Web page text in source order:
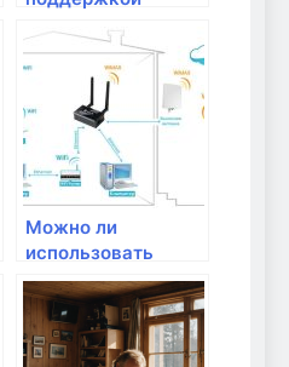
стандартов связи
Можно ли
использовать
роутер без
провайдера
интернета?